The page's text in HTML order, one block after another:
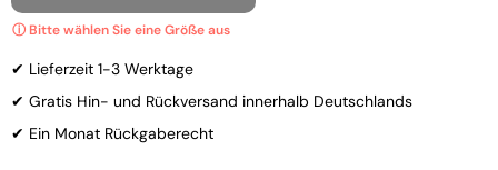
✔ Lieferzeit 1-3 Werktage
✔ Gratis Hin- und Rückversand innerhalb Deutschlands
✔ Ein Monat Rückgaberecht